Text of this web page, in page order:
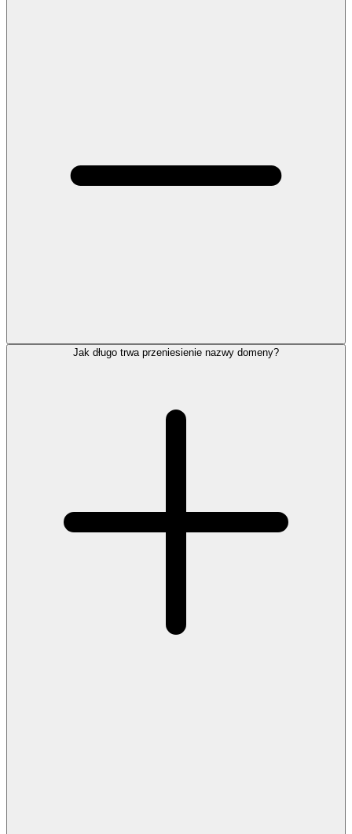
Jak długo trwa przeniesienie nazwy domeny?